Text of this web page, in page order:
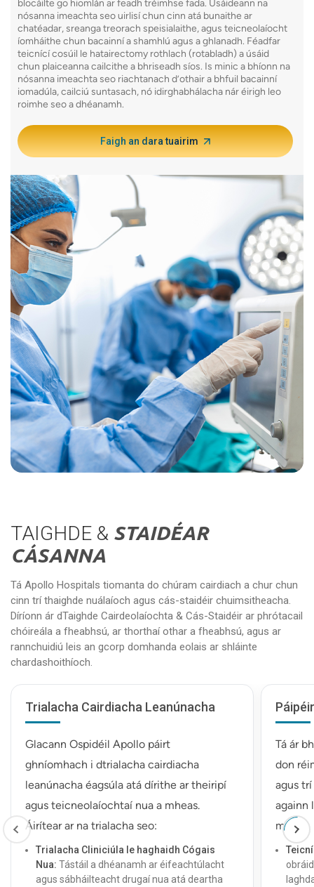
blocáilte go hiomlán ar feadh tréimhse fada. Úsáideann na
nósanna imeachta seo uirlisí chun cinn atá bunaithe ar
chatéadar, sreanga treorach speisialaithe, agus teicneolaíocht
íomháithe chun bacainní a shamhlú agus a ghlanadh. Féadfar
teicnící cosúil le hatairectomy rothlach (rotabladh) a úsáid
chun plaiceanna cailcithe a bhriseadh síos. Is minic a bhíonn na
nósanna imeachta seo riachtanach d’othair a bhfuil bacainní
iomadúla, cailciú suntasach, nó idirghabhálacha nár éirigh leo
roimhe seo a dhéanamh.
Faigh an dara tuairim
TAIGHDE & STAIDÉAR
CÁSANNA
Tá Apollo Hospitals tiomanta do chúram cairdiach a chur chun
cinn trí thaighde nuálaíoch agus cás-staidéir chuimsitheacha.
Díríonn ár dTaighde Cairdeolaíochta & Cás-Staidéir ar phrótacail
chóireála a fheabhsú, ar thorthaí othar a fheabhsú, agus ar
rannchuidiú leis an gcorp domhanda eolais ar shláinte
chardashoithíoch.
Trialacha Cairdiacha Leanúnacha
Glacann Ospidéil Apollo páirt
ghníomhach i dtrialacha cairdiacha
leanúnacha éagsúla atá dírithe ar theiripí
agus teicneolaíochtaí nua a mheas.
Áirítear ar na trialacha seo:
Trialacha Cliniciúla le haghaidh Cógais
Nua: Tástáil a dhéanamh ar éifeachtúlacht
agus sábháilteacht drugaí nua atá deartha
Tá ár
don
agus
againn
mar: